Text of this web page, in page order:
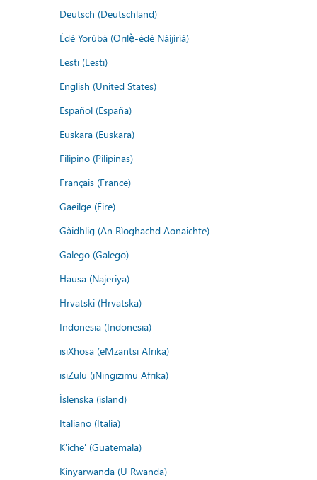
Deutsch (Deutschland)
Èdè Yorùbá (Orilẹ̀-èdè Nàìjíríà)
Eesti (Eesti)
English (United States)
Español (España)
Euskara (Euskara)
Filipino (Pilipinas)
Français (France)
Gaeilge (Éire)
Gàidhlig (An Rìoghachd Aonaichte)
Galego (Galego)
Hausa (Najeriya)
Hrvatski (Hrvatska)
Indonesia (Indonesia)
isiXhosa (eMzantsi Afrika)
isiZulu (iNingizimu Afrika)
Íslenska (ísland)
Italiano (Italia)
K'iche' (Guatemala)
Kinyarwanda (U Rwanda)